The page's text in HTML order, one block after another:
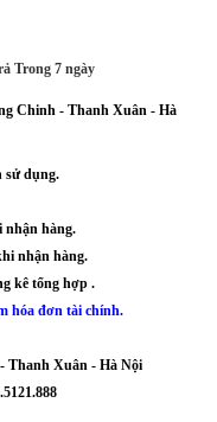
Trong 7 ngày
Chinh - Thanh Xuân - Hà
sử dụng.
hàng.
nhận hàng.
kê tổng hợp .
hóa đơn tài chính.
Thanh Xuân - Hà Nội